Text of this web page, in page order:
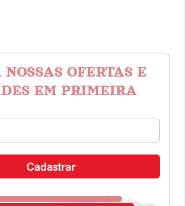
OFERTAS E
EM PRIMEIRA